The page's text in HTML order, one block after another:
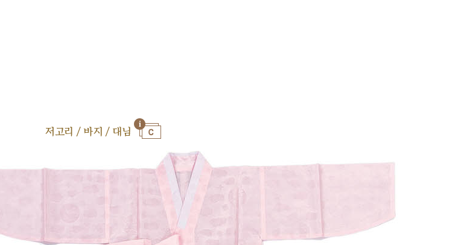
저고리 / 바지 / 대님